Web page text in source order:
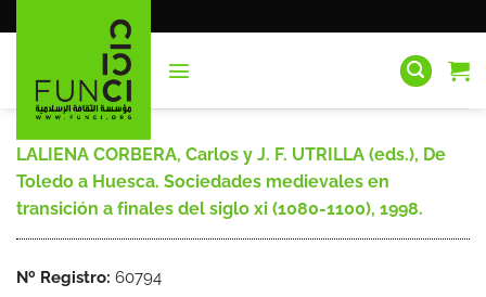
al
LALIENA CORBERA, Carlos y J. F. UTRILLA (eds.), De
Toledo a Huesca. Sociedades medievales en
transición a finales del siglo xi (1080-1100), 1998.
Nº Registro: 60794